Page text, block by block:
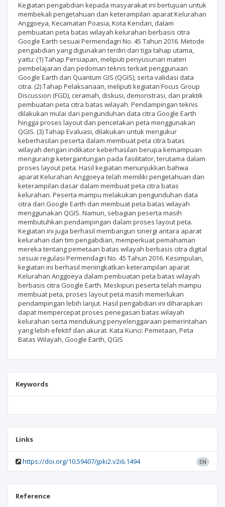
Kegiatan pengabdian kepada masyarakat ini bertujuan untuk
membekali pengetahuan dan keterampilan aparat Kelurahan
Anggoeya, Kecamatan Poasia, Kota Kendari, dalam
pembuatan peta batas wilayah kelurahan berbasis citra
Google Earth sesuai Permendagri No. 45 Tahun 2016. Metode
pengabdian yang digunakan terdiri dari tiga tahap utama,
yaitu: (1) Tahap Persiapan, meliputi penyusunan materi
pembelajaran dan pedoman teknis terkait penggunaan
Google Earth dan Quantum GIS (QGIS), serta validasi data
citra. (2) Tahap Pelaksanaan, meliputi kegiatan Focus Group
Discussion (FGD), ceramah, diskusi, demonstrasi, dan praktik
pembuatan peta citra batas wilayah. Pendampingan teknis
dilakukan mulai dari pengunduhan data citra Google Earth
hingga proses layout dan pencetakan peta menggunakan
QGIS. (3) Tahap Evaluasi, dilakukan untuk mengukur
keberhasilan peserta dalam membuat peta citra batas
wilayah dengan indikator keberhasilan berupa kemampuan
mengurangi ketergantungan pada fasilitator, terutama dalam
proses layout peta. Hasil kegiatan menunjukkan bahwa
aparat Kelurahan Anggoeya telah memiliki pengetahuan dan
keterampilan dasar dalam membuat peta citra batas
kelurahan. Peserta mampu melakukan pengunduhan data
citra dari Google Earth dan membuat peta batas wilayah
menggunakan QGIS. Namun, sebagian peserta masih
membutuhkan pendampingan dalam proses layout peta.
Kegiatan ini juga berhasil membangun sinergi antara aparat
kelurahan dan tim pengabdian, memperkuat pemahaman
mereka tentang pemetaan batas wilayah berbasis citra digital
sesuai regulasi Permendagri No. 45 Tahun 2016. Kesimpulan,
kegiatan ini berhasil meningkatkan keterampilan aparat
Kelurahan Anggoeya dalam pembuatan peta batas wilayah
berbasis citra Google Earth. Meskipun peserta telah mampu
membuat peta, proses layout peta masih memerlukan
pendampingan lebih lanjut. Hasil pengabdian ini diharapkan
dapat mempercepat proses penegasan batas wilayah
kelurahan serta mendukung penyelenggaraan pemerintahan
yang lebih efektif dan akurat. Kata Kunci: Pemetaan, Peta
Batas Wilayah, Google Earth, QGIS
Keywords
Links
https://doi.org/10.59407/jpki2.v2i6.1494 EN
Reference